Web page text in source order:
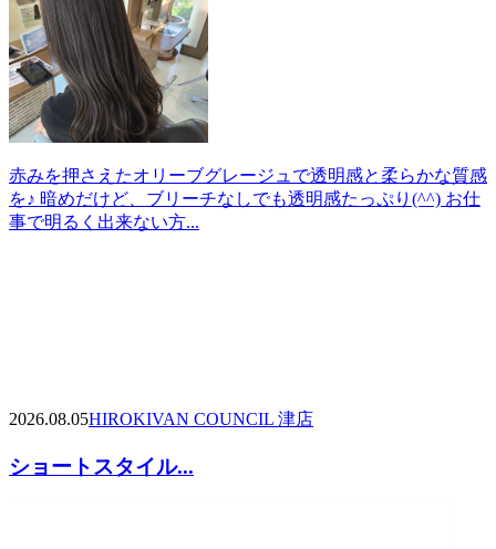
赤みを押さえたオリーブグレージュで透明感と柔らかな質感
を♪ 暗めだけど、ブリーチなしでも透明感たっぷり(^^) お仕
事で明るく出来ない方...
2026.08.05HIROKIVAN COUNCIL 津店
ショートスタイル...